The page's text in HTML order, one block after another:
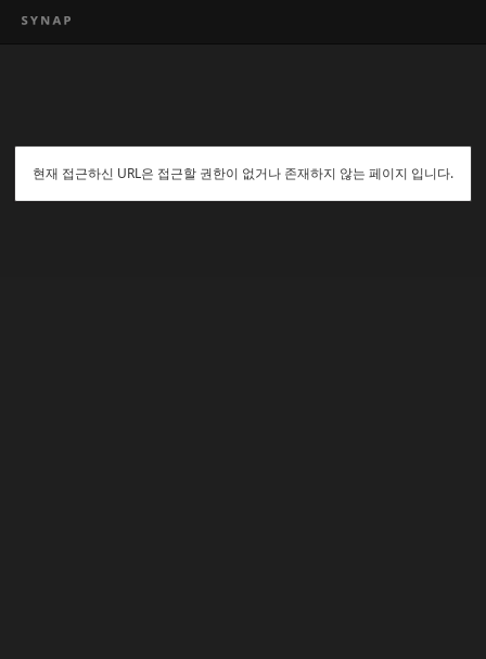
현재 접근하신 URL은 접근할 권한이 없거나 존재하지 않는 페이지 입니다.